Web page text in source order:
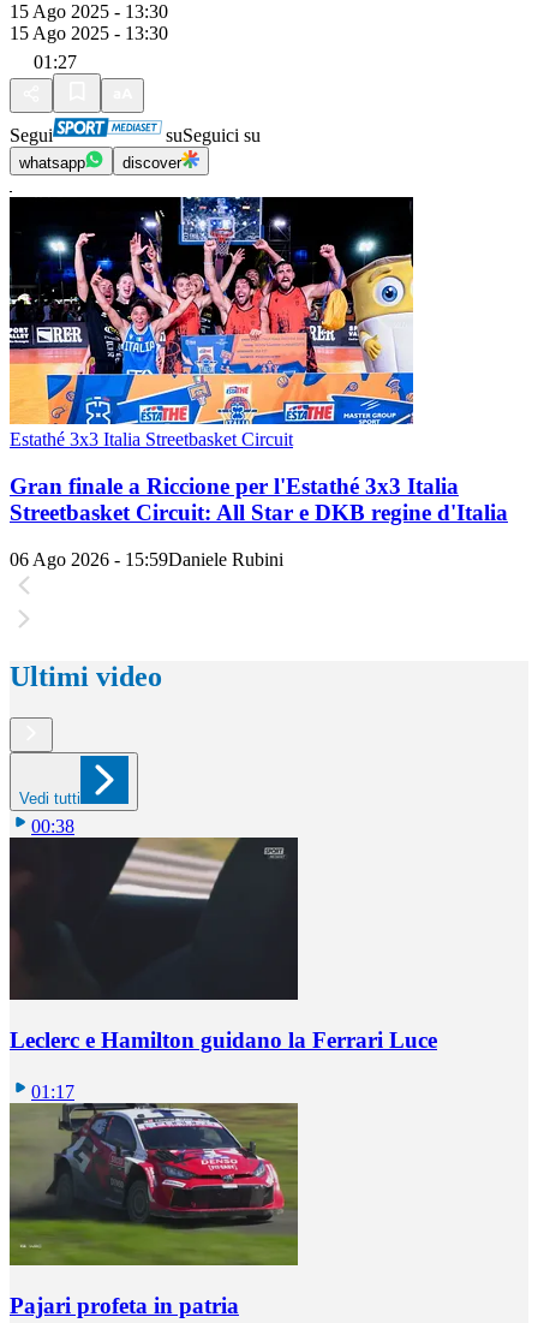
15 Ago 2025 - 13:30
15 Ago 2025 - 13:30
01:27
Segui suSeguici su
whatsapp discover
Estathé 3x3 Italia Streetbasket Circuit
Gran finale a Riccione per l'Estathé 3x3 Italia
Streetbasket Circuit: All Star e DKB regine d'Italia
06 Ago 2026 - 15:59Daniele Rubini
Ultimi video
Vedi tutti
00:38
Leclerc e Hamilton guidano la Ferrari Luce
01:17
Pajari profeta in patria